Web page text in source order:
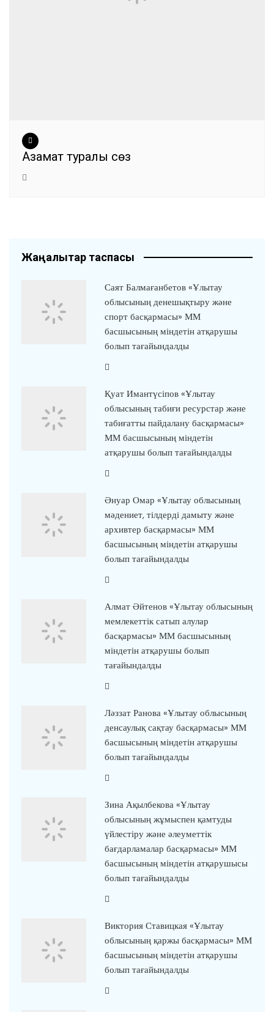
Азамат туралы сөз
Жаңалықтар таспасы
Саят Балмағанбетов «Ұлытау
облысының денешықтыру және
спорт басқармасы» ММ
басшысының міндетін атқарушы
болып тағайындалды
Қуат Имантүсіпов «Ұлытау
облысының табиғи ресурстар және
табиғатты пайдалану басқармасы»
ММ басшысының міндетін
атқарушы болып тағайындалды
Әнуар Омар «Ұлытау облысының
мәдениет, тілдерді дамыту және
архивтер басқармасы» ММ
басшысының міндетін атқарушы
болып тағайындалды
Алмат Әйтенов «Ұлытау облысының
мемлекеттік сатып алулар
басқармасы» ММ басшысының
міндетін атқарушы болып
тағайындалды
Ләззат Ранова «Ұлытау облысының
денсаулық сақтау басқармасы» ММ
басшысының міндетін атқарушы
болып тағайындалды
Зина Ақылбекова «Ұлытау
облысының жұмыспен қамтуды
үйлестіру және әлеуметтік
бағдарламалар басқармасы» ММ
басшысының міндетін атқарушысы
болып тағайындалды
Виктория Ставицкая «Ұлытау
облысының қаржы басқармасы» ММ
басшысының міндетін атқарушы
болып тағайындалды